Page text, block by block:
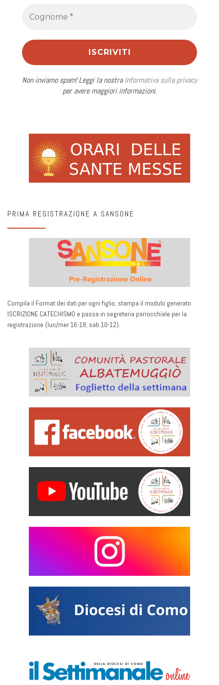
Non inviamo spam! Leggi la nostraInformativa sulla privacy
per avere maggiori informazioni.
PRIMA REGISTRAZIONE A SANSONE
Compila il Format dei dati per ogni figlio, stampa il modulo generato
ISCRIZIONE CATECHISMO e passa in segreteria parrocchiale per la
registrazione (lun/mer 16-18; sab 10-12).